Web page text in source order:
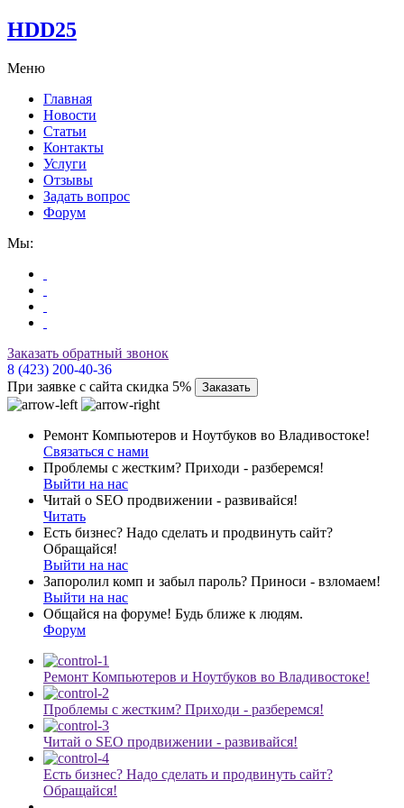
HDD25
Меню
Главная
Новости
Статьи
Контакты
Услуги
Отзывы
Задать вопрос
Форум
Мы:
Заказать обратный звонок
8 (423) 200-40-36
При заявке с сайта скидка 5%
Заказать
Ремонт Компьютеров и Ноутбуков во Владивостоке!
Связаться с нами
Проблемы с жестким? Приходи - разберемся!
Выйти на нас
Читай о SEO продвижении - развивайся!
Читать
Есть бизнес? Надо сделать и продвинуть сайт?
Обращайся!
Выйти на нас
Запоролил комп и забыл пароль? Приноси - взломаем!
Выйти на нас
Общайся на форуме! Будь ближе к людям.
Форум
Ремонт Компьютеров и Ноутбуков во Владивостоке!
Проблемы с жестким? Приходи - разберемся!
Читай о SEO продвижении - развивайся!
Есть бизнес? Надо сделать и продвинуть сайт?
Обращайся!